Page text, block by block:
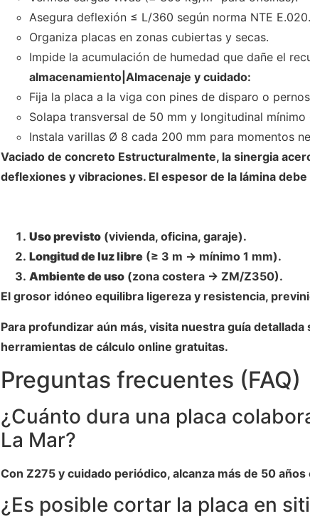
Asegura deflexión ≤ L/360 según norma NTE
Organiza placas en zonas cubiertas y secas.
Impide la acumulación de humedad que dañe el
almacenamiento|Almacenaje y cuidado:
Fija la placa a la viga con pines de disparo o
Solapa transversal de 50 mm y longitudinal mínimo
Instala varillas Ø 8 cada 200 mm para momentos
Vaciado de concreto Estructuralmente, la sinergia
deflexiones y vibraciones. El espesor de la lámina
Uso previsto (vivienda, oficina, garaje).
Longitud de luz libre (≥ 3 m → mínimo 1 mm).
Ambiente de uso (zona costera → ZM/Z350).
El grosor idóneo equilibra ligereza y resistencia,
Para profundizar aún más, visita nuestra guía detallada
herramientas de cálculo online gratuitas.
Preguntas frecuentes (FAQ)
¿Cuánto dura una placa
La Mar?
Con Z275 y cuidado periódico, alcanza más de 50 años
¿Es posible cortar la placa en